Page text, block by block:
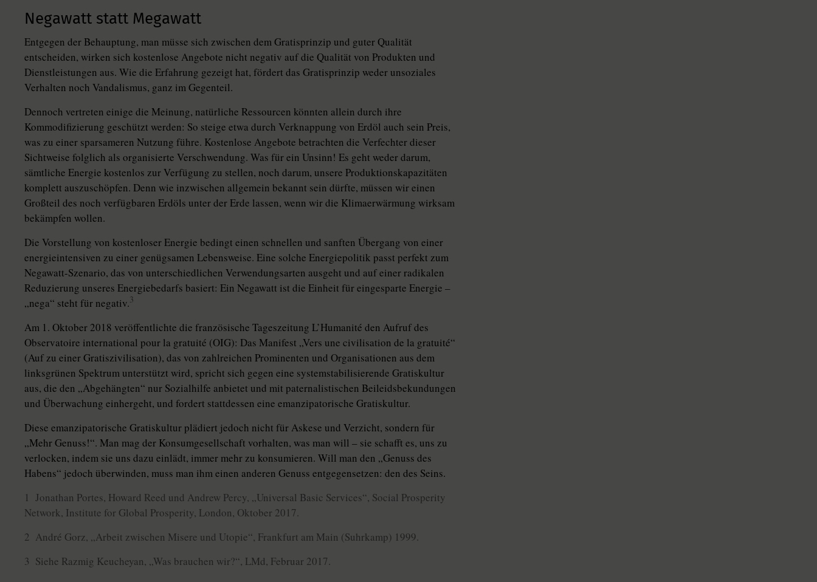
Negawatt statt Megawatt
Entgegen der Behauptung, man müsse sich zwischen dem Gratisprinzip und guter Qualität
entscheiden, wirken sich kostenlose Angebote nicht negativ auf die Qualität von Produkten und
Dienstleistungen aus. Wie die Erfahrung gezeigt hat, fördert das Gratisprinzip weder unsoziales
Verhalten noch Vandalismus, ganz im Gegenteil.
Dennoch vertreten einige die Meinung, natürliche Ressourcen könnten allein durch ihre
Kommodifizierung geschützt werden: So steige etwa durch Verknappung von Erdöl auch sein Preis,
was zu einer sparsameren Nutzung führe. Kostenlose Angebote betrachten die Verfechter dieser
Sichtweise folglich als organisierte Verschwendung. Was für ein Unsinn! Es geht weder darum,
sämtliche Energie kostenlos zur Verfügung zu stellen, noch darum, unsere Produktionskapazitäten
komplett auszuschöpfen. Denn wie inzwischen allgemein bekannt sein dürfte, müssen wir einen
Großteil des noch verfügbaren Erdöls unter der Erde lassen, wenn wir die Klimaerwärmung wirksam
bekämpfen wollen.
Die Vorstellung von kostenloser Energie bedingt einen schnellen und sanften Übergang von einer
energieintensiven zu einer genügsamen Lebensweise. Eine solche Energiepolitik passt perfekt zum
Negawatt-Szenario, das von unterschiedlichen Verwendungsarten ausgeht und auf einer radikalen
Reduzierung unseres Energiebedarfs basiert: Ein Negawatt ist die Einheit für eingesparte Energie –
„nega“ steht für negativ.3
Am 1. Oktober 2018 veröffentlichte die französische Tageszeitung L’Humanité den Aufruf des
Observatoire international pour la gratuité (OIG): Das Manifest „Vers une civilisation de la gratuité“
(Auf zu einer Gratiszivilisation), das von zahlreichen Prominenten und Organisationen aus dem
linksgrünen Spektrum unterstützt wird, spricht sich gegen eine systemstabilisierende Gratiskultur
aus, die den „Abgehängten“ nur Sozialhilfe anbietet und mit paternalistischen Beileidsbekundungen
und Überwachung einhergeht, und fordert stattdessen eine emanzipatorische Gratiskultur.
Diese emanzipatorische Gratiskultur plädiert jedoch nicht für Askese und Verzicht, sondern für
„Mehr Genuss!“. Man mag der Konsumgesellschaft vorhalten, was man will – sie schafft es, uns zu
verlocken, indem sie uns dazu einlädt, immer mehr zu konsumieren. Will man den „Genuss des
Habens“ jedoch überwinden, muss man ihm einen anderen Genuss entgegensetzen: den des Seins.
1 Jonathan Portes, Howard Reed und Andrew Percy, „Universal Basic Services“, Social Prosperity
Network, Institute for Global Prosperity, London, Oktober 2017.
2 André Gorz, „Arbeit zwischen Misere und Utopie“, Frankfurt am Main (Suhrkamp) 1999.
3 Siehe Razmig Keucheyan, „Was brauchen wir?“, LMd, Februar 2017.